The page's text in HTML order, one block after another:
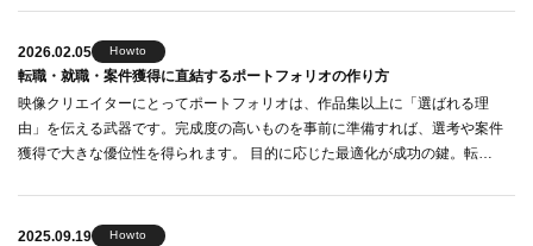
2026.02.05 Howto
転職・就職・案件獲得に直結するポートフォリオの作り方
映像クリエイターにとってポートフォリオは、作品集以上に「選ばれる理
由」を伝える武器です。完成度の高いものを事前に準備すれば、選考や案件
獲得で大きな優位性を得られます。 目的に応じた最適化が成功の鍵。転…
2025.09.19 Howto